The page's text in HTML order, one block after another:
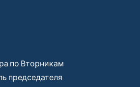
по Вторникам
председателя